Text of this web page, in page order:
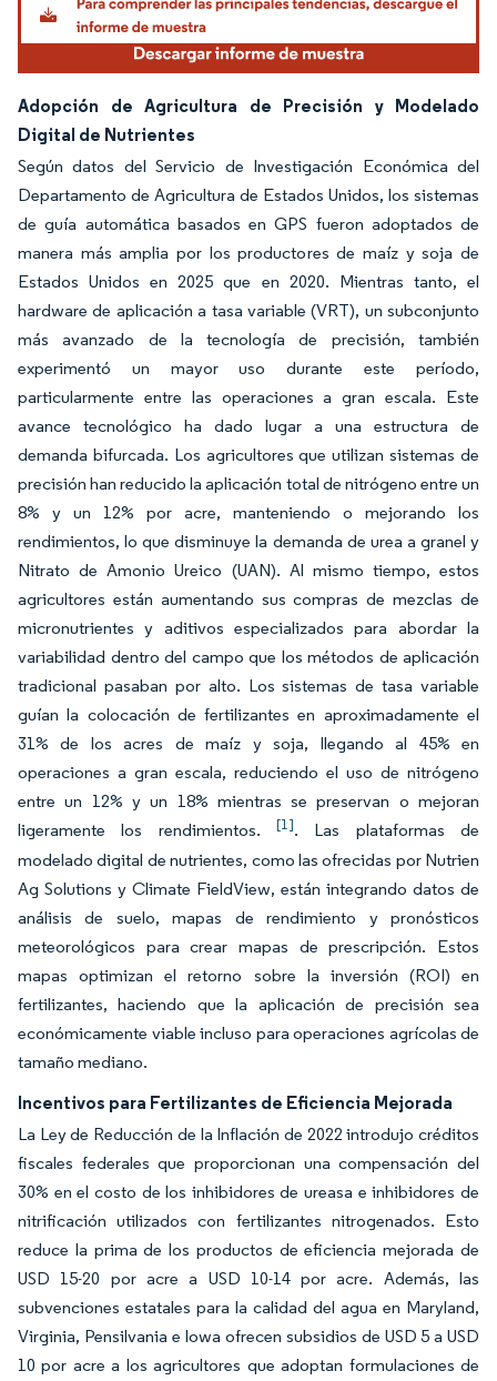
Adopción de Agricultura de Precisión y Modelado
Digital de Nutrientes
Según datos del Servicio de Investigación Económica del
Departamento de Agricultura de Estados Unidos, los sistemas
de guía automática basados en GPS fueron adoptados de
manera más amplia por los productores de maíz y soja de
Estados Unidos en 2025 que en 2020. Mientras tanto, el
hardware de aplicación a tasa variable (VRT), un subconjunto
más avanzado de la tecnología de precisión, también
experimentó un mayor uso durante este período,
particularmente entre las operaciones a gran escala. Este
avance tecnológico ha dado lugar a una estructura de
demanda bifurcada. Los agricultores que utilizan sistemas de
precisión han reducido la aplicación total de nitrógeno entre un
8% y un 12% por acre, manteniendo o mejorando los
rendimientos, lo que disminuye la demanda de urea a granel y
Nitrato de Amonio Ureico (UAN). Al mismo tiempo, estos
agricultores están aumentando sus compras de mezclas de
micronutrientes y aditivos especializados para abordar la
variabilidad dentro del campo que los métodos de aplicación
tradicional pasaban por alto. Los sistemas de tasa variable
guían la colocación de fertilizantes en aproximadamente el
31% de los acres de maíz y soja, llegando al 45% en
operaciones a gran escala, reduciendo el uso de nitrógeno
entre un 12% y un 18% mientras se preservan o mejoran
ligeramente los rendimientos. [1]. Las plataformas de
modelado digital de nutrientes, como las ofrecidas por Nutrien
Ag Solutions y Climate FieldView, están integrando datos de
análisis de suelo, mapas de rendimiento y pronósticos
meteorológicos para crear mapas de prescripción. Estos
mapas optimizan el retorno sobre la inversión (ROI) en
fertilizantes, haciendo que la aplicación de precisión sea
económicamente viable incluso para operaciones agrícolas de
tamaño mediano.
Incentivos para Fertilizantes de Eficiencia Mejorada
La Ley de Reducción de la Inflación de 2022 introdujo créditos
fiscales federales que proporcionan una compensación del
30% en el costo de los inhibidores de ureasa e inhibidores de
nitrificación utilizados con fertilizantes nitrogenados. Esto
reduce la prima de los productos de eficiencia mejorada de
USD 15-20 por acre a USD 10-14 por acre. Además, las
subvenciones estatales para la calidad del agua en Maryland,
Virginia, Pensilvania e Iowa ofrecen subsidios de USD 5 a USD
10 por acre a los agricultores que adoptan formulaciones de